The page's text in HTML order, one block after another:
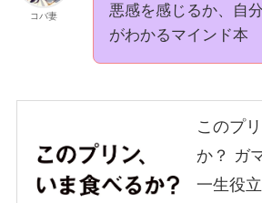
コバ妻
悪感を感じるか、自
がわかるマインド本
このプ
か？ ガ
一生役